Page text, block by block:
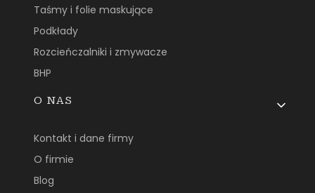
Taśmy i folie maskujące
Podkłady
Rozcieńczalniki i zmywacze
BHP
O NAS
Kontakt i dane firmy
O firmie
Blog